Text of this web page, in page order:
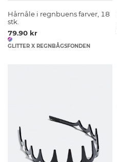
Hårnåle i regnbuens farver, 18
stk.
79.90 kr
GLITTER X REGNBÅGSFONDEN